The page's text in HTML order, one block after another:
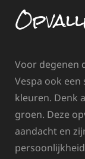
Voor degenen
Vespa ook
kleuren. Denk
groen. Deze
aandacht en